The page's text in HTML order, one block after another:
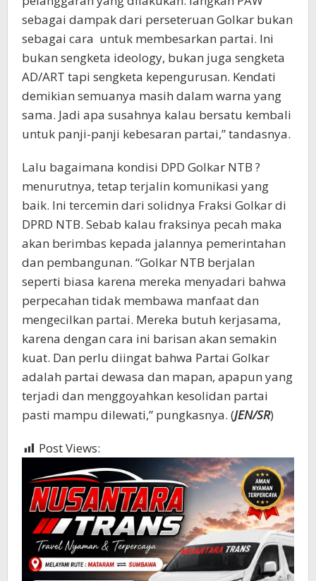
sebagai dampak dari perseteruan Golkar bukan
sebagai cara untuk membesarkan partai. Ini
bukan sengketa ideology, bukan juga sengketa
AD/ART tapi sengketa kepengurusan. Kendati
demikian semuanya masih dalam warna yang
sama. Jadi apa susahnya kalau bersatu kembali
untuk panji-panji kebesaran partai,” tandasnya.
Lalu bagaimana kondisi DPD Golkar NTB ?
menurutnya, tetap terjalin komunikasi yang
baik. Ini tercemin dari solidnya Fraksi Golkar di
DPRD NTB. Sebab kalau fraksinya pecah maka
akan berimbas kepada jalannya pemerintahan
dan pembangunan. “Golkar NTB berjalan
seperti biasa karena mereka menyadari bahwa
perpecahan tidak membawa manfaat dan
mengecilkan partai. Mereka butuh kerjasama,
karena dengan cara ini barisan akan semakin
kuat. Dan perlu diingat bahwa Partai Golkar
adalah partai dewasa dan mapan, apapun yang
terjadi dan menggoyahkan kesolidan partai
pasti mampu dilewati,” pungkasnya. (JEN/SR)
Post Views: